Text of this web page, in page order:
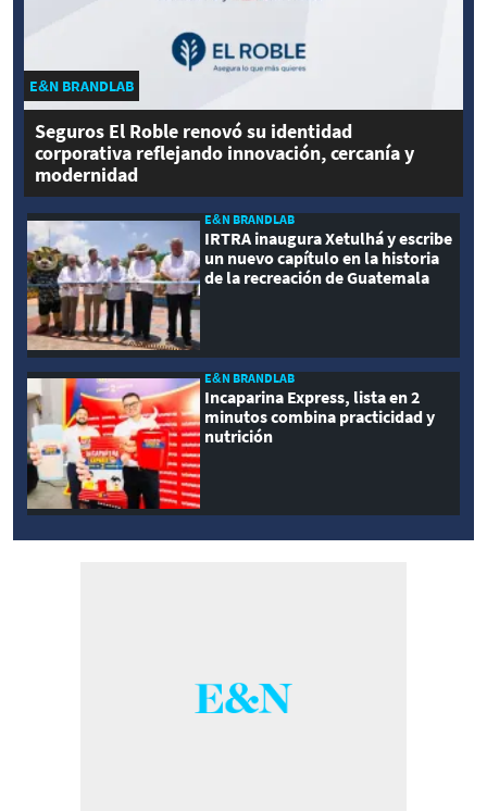
E&N BRANDLAB
Seguros El Roble renovó su identidad
corporativa reflejando innovación, cercanía y
modernidad
E&N BRANDLAB
IRTRA inaugura Xetulhá y escribe
un nuevo capítulo en la historia
de la recreación de Guatemala
E&N BRANDLAB
Incaparina Express, lista en 2
minutos combina practicidad y
nutrición